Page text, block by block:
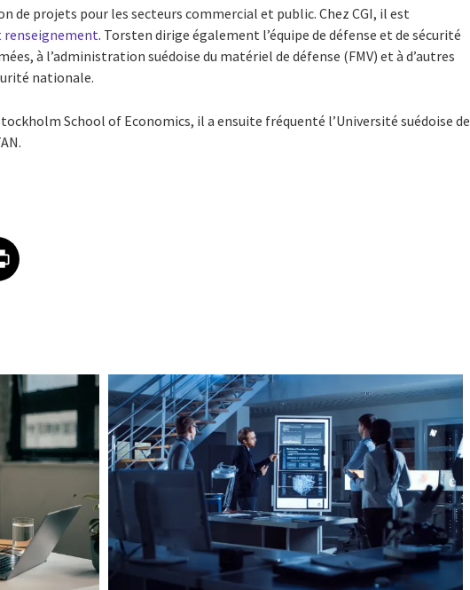
de projets pour les secteurs commercial et public.Chez CGI, il est
renseignement. Torsten dirige également l’équipe de défense et de sécurité
à l’administration suédoise du matériel de défense (FMV) et à d’autres
nationale.
School of Economics, il a ensuite fréquenté l’Université suédoise de
Facebook
on Email
article on Print